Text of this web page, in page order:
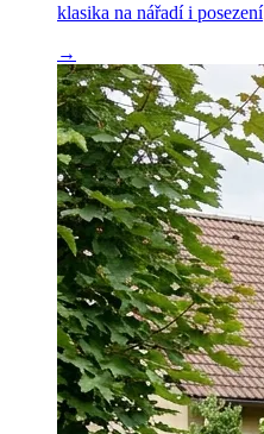
klasika na nářadí i posezení
→